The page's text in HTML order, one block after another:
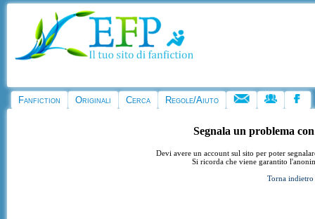
Fanfiction Originali Cerca Regole/Aiuto
Segnala un problema
Devi avere un account sul sito per poter
Si ricorda che viene garantito
Torna indietro